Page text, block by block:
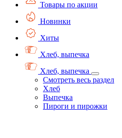
Товары по акции
Новинки
Хиты
Хлеб, выпечка
Хлеб, выпечка
Смотреть весь раздел
Хлеб
Выпечка
Пироги и пирожки